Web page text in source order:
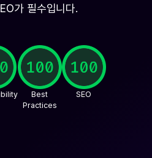
가 필수입니다.
Best
Practices
SEO